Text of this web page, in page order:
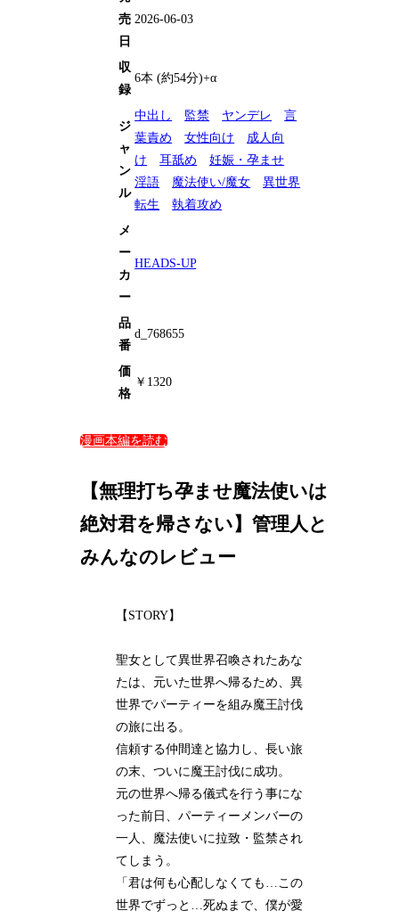
売
日
2026-06-03
収
録
6本 (約54分)+α
ジ
ャ
ン
ル
中出し 監禁 ヤンデレ
言
葉責め
女性向け
成人向
け
耳舐め
妊娠・孕ませ
淫語
魔法使い/魔女
異世界
転生
執着攻め
メ
ー
カ
ー
HEADS-UP
品
番
d_768655
価
格
￥1320
漫画本編を読む
【無理打ち孕ませ魔法使いは
絶対君を帰さない】管理人と
みんなのレビュー
【STORY】
聖女として異世界召喚されたあな
たは、元いた世界へ帰るため、異
世界でパーティーを組み魔王討伐
の旅に出る。
信頼する仲間達と協力し、長い旅
の末、ついに魔王討伐に成功。
元の世界へ帰る儀式を行う事にな
った前日、パーティーメンバーの
一人、魔法使いに拉致・監禁され
てしまう。
「君は何も心配しなくても…この
世界でずっと…死ぬまで、僕が愛